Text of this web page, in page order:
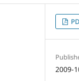
2009-